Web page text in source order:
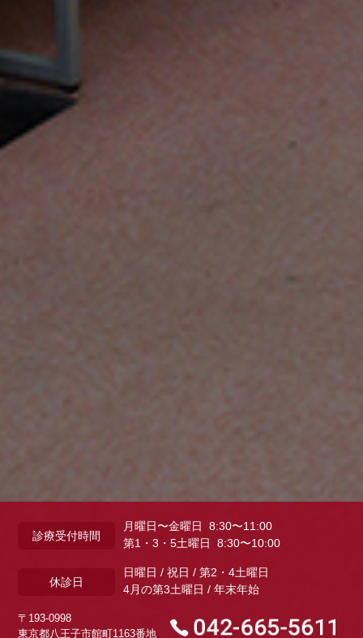
診療受付時間
月曜日〜金曜日 8:30〜11:00
第1・3・5土曜日 8:30〜10:00
休診日
日曜日 / 祝日 / 第2・4土曜日
4月の第3土曜日 / 年末年始
〒193-0998
東京都八王子市館町1163番地